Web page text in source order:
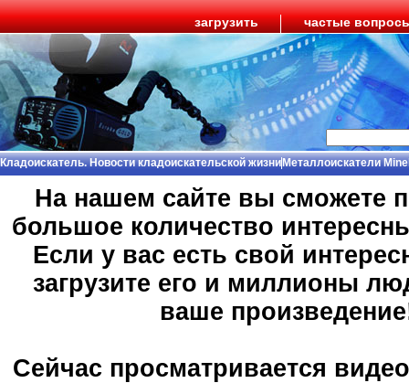
загрузить частые
Кладоискатель. Новости кладоискательской жизниМеталлоискатели
На нашем сайте вы сможете
большое количество
Если у вас есть свой
загрузите его и миллионы
ваше
Сейчас просматривается